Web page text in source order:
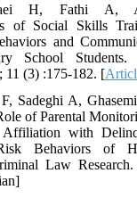
H, Fathi A,
of Social Skills
and
School
11 (3) :175-182. [
F, Sadeghi A,
of Parental
Affiliation with
Risk Behaviors of
Law